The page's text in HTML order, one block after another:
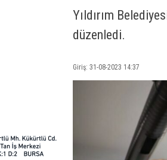
Yıldırım
düzenledi.
Giriş: 31-08-2023 14:37